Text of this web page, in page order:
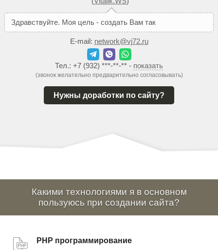
Здравствуйте. Моя цель - создать Вам тако
E-mail: network@vj72.ru
Тел.: +7 (932) ***-**-** - показать
(звонок желательно предварительно согласовывать)
Нужны доработки по сайту?
Какими технологиями я в основном
пользуюсь при создании сайта?
PHP программирование